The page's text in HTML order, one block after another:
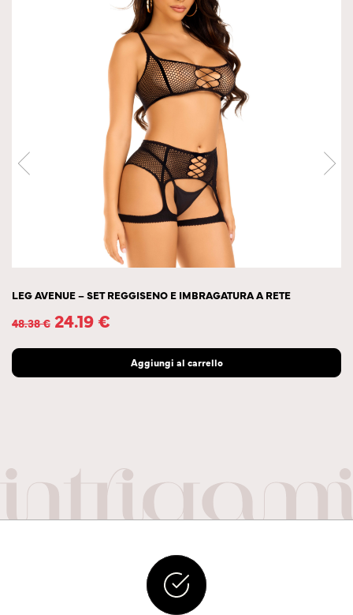
LEG AVENUE – SET REGGISENO E IMBRAGATURA A RETE
48.38€ 24.19€
Aggiungi al carrello